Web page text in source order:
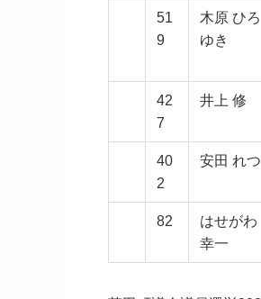
51
9
木原 ひろ
ゆき
42
7
井上 修
40
2
安田 れつ
82
はせがわ
幸一